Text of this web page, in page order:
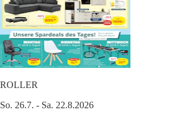
ROLLER
So. 26.7. - Sa. 22.8.2026